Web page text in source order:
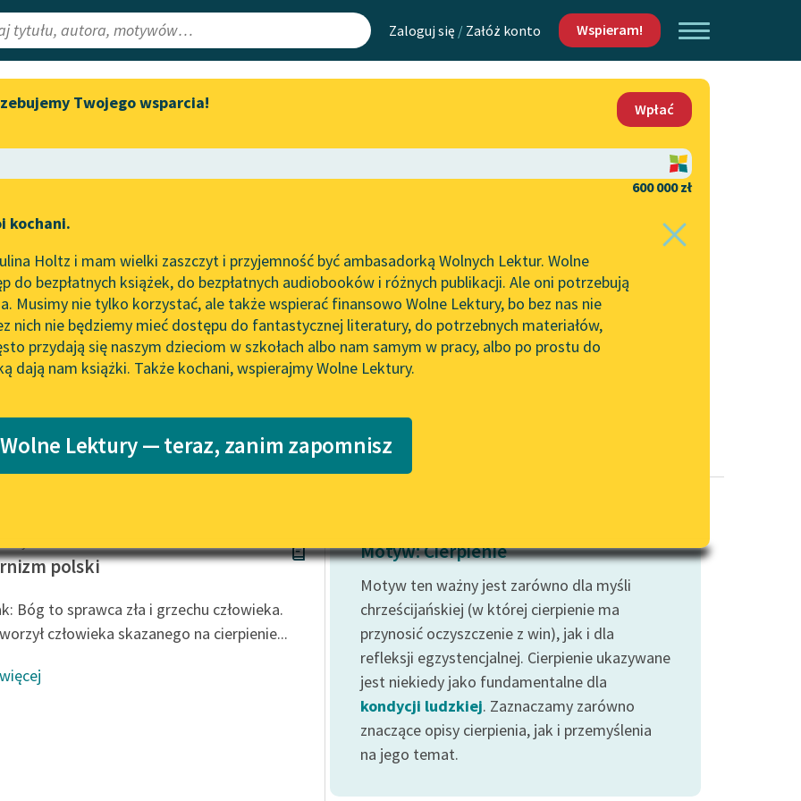
Zaloguj się / Załóż konto Wspieram!
Lektury
redakcyjne
Aktualności
„Prokurator Alicja Horn” do
literatury skandynawskiej
Spotkanie z Katarzyną Tunkiel
w Oslo
102. lata temu zmarł Joseph
Conrad
Lektury szkolne i klasyka
literatury do słuchania dla
E-kolekcja lektur szkolnych i
literatury do słuchania dla
niepełnosprawnościami
Feministyczne inspiracje.
Popularyzacja skandynawskiej
Mapa Wolnych Lektur
Leśmianator
API
OAI-PMH
Widget Wolnych Lektur
Katalog
Katalog w formacie PDF
Kontakt
O projekcie
Zasady wykorzystania
Wolnych Lektur
Logotypy
Materiały promocyjne
wrażliwych
Deklaracja dostępności
Twojego wsparcia!
Wpłać
600 000 zł
kochani.
Holtz i mam wielki zaszczyt i przyjemność być ambasadorką Wolnych Lektur. Wolne
do bezpłatnych książek, do bezpłatnych audiobooków i różnych publikacji. Ale oni potrzebują
Musimy nie tylko korzystać, ale także wspierać finansowo Wolne Lektury, bo bez nas nie
nich nie będziemy mieć dostępu do fantastycznej literatury, do potrzebnych materiałów,
przydają się naszym dzieciom w szkołach albo nam samym w pracy, albo po prostu do
dają nam książki. Także kochani, wspierajmy Wolne Lektury.
Lektury — teraz, zanim zapomnisz
Artykuł naukowy✖
polski
Bóg to sprawca zła i grzechu człowieka.
człowieka skazanego na cierpienie...
Motyw: Cierpienie
Motyw ten ważny jest zarówno dla myśli
chrześcijańskiej (w której cierpienie ma
przynosić oczyszczenie z win), jak i dla
refleksji egzystencjalnej. Cierpienie ukazywane
jest niekiedy jako fundamentalne dla
kondycji ludzkiej. Zaznaczamy zarówno
znaczące opisy cierpienia, jak i przemyślenia
na jego temat.